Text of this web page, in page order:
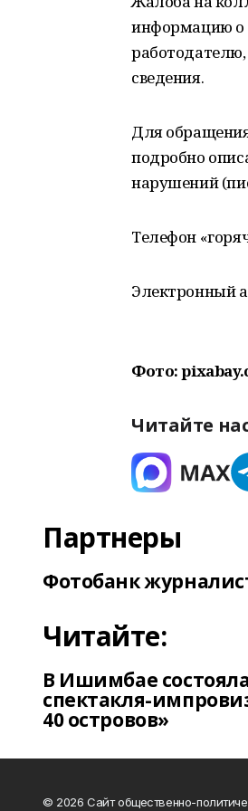
информацию о
сведения.
Для
подробно
нарушений
Телефон
Электронный
Фото:
Читайте
Партнеры
Фотобанк
Читайте:
В Ишимбае
спектакля-
40 островов»
© 2026 Сайт общественно-